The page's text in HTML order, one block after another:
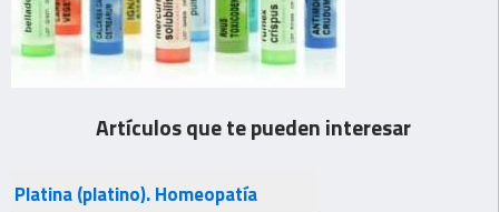
Artículos que te pueden interesar
Platina (platino). Homeopatía